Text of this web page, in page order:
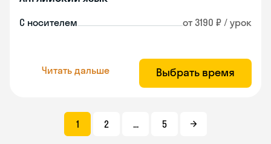
С носителем от 3190 ₽ / урок
Читать дальше Выбрать время
1 2 ... 5